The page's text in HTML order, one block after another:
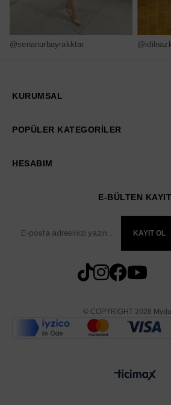
@senanurbayrakktar
KURUMSAL
POPÜLER KATEGORİLER
HESABIM
E-BÜLTEN KAYIT
KAYIT OL
© COPYRIGHT 2026